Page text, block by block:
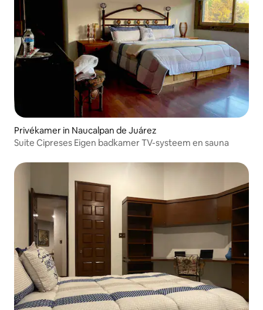
Privékamer in Naucalpan de Juárez
Suite Cipreses Eigen badkamer TV-systeem en sauna